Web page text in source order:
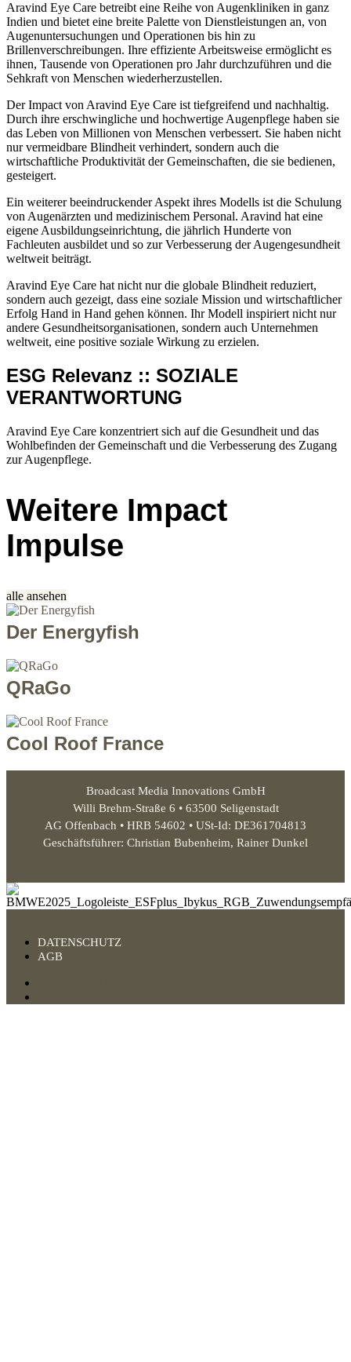
Aravind Eye Care betreibt eine Reihe von Augenkliniken in ganz
Indien und bietet eine breite Palette von Dienstleistungen an, von
Augenuntersuchungen und Operationen bis hin zu
Brillenverschreibungen. Ihre effiziente Arbeitsweise ermöglicht es
ihnen, Tausende von Operationen pro Jahr durchzuführen und die
Sehkraft von Menschen wiederherzustellen.
Der Impact von Aravind Eye Care ist tiefgreifend und nachhaltig.
Durch ihre erschwingliche und hochwertige Augenpflege haben sie
das Leben von Millionen von Menschen verbessert. Sie haben nicht
nur vermeidbare Blindheit verhindert, sondern auch die
wirtschaftliche Produktivität der Gemeinschaften, die sie bedienen,
gesteigert.
Ein weiterer beeindruckender Aspekt ihres Modells ist die Schulung
von Augenärzten und medizinischem Personal. Aravind hat eine
eigene Ausbildungseinrichtung, die jährlich Hunderte von
Fachleuten ausbildet und so zur Verbesserung der Augengesundheit
weltweit beiträgt.
Aravind Eye Care hat nicht nur die globale Blindheit reduziert,
sondern auch gezeigt, dass eine soziale Mission und wirtschaftlicher
Erfolg Hand in Hand gehen können. Ihr Modell inspiriert nicht nur
andere Gesundheitsorganisationen, sondern auch Unternehmen
weltweit, eine positive soziale Wirkung zu erzielen.
ESG Relevanz :: SOZIALE
VERANTWORTUNG
Aravind Eye Care konzentriert sich auf die Gesundheit und das
Wohlbefinden der Gemeinschaft und die Verbesserung des Zugang
zur Augenpflege.
Weitere Impact
Impulse
alle ansehen
Der Energyfish
QRaGo
Cool Roof France
Broadcast Media Innovations GmbH
Willi Brehm-Straße 6 • 63500 Seligenstadt
AG Offenbach • HRB 54602 • USt-Id: DE361704813
Geschäftsführer: Christian Bubenheim, Rainer Dunkel
DATENSCHUTZ
AGB